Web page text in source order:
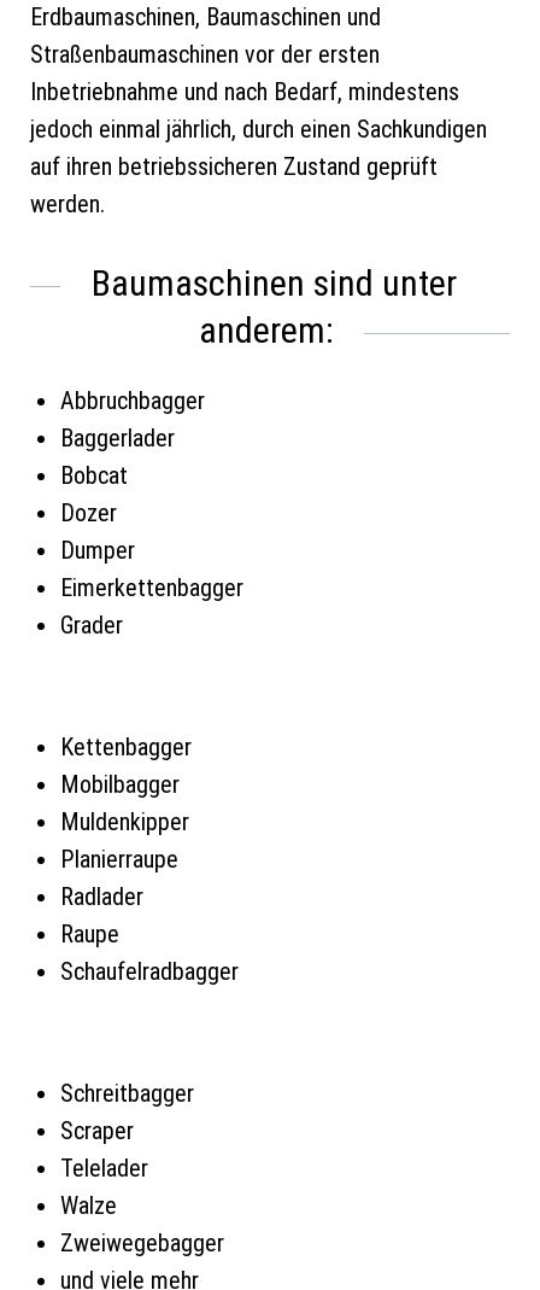
Erdbaumaschinen, Baumaschinen und
Straßenbaumaschinen vor der ersten
Inbetriebnahme und nach Bedarf, mindestens
jedoch einmal jährlich, durch einen Sachkundigen
auf ihren betriebssicheren Zustand geprüft
werden.
Baumaschinen sind unter
anderem:
Abbruchbagger
Baggerlader
Bobcat
Dozer
Dumper
Eimerkettenbagger
Grader
Kettenbagger
Mobilbagger
Muldenkipper
Planierraupe
Radlader
Raupe
Schaufelradbagger
Schreitbagger
Scraper
Telelader
Walze
Zweiwegebagger
und viele mehr